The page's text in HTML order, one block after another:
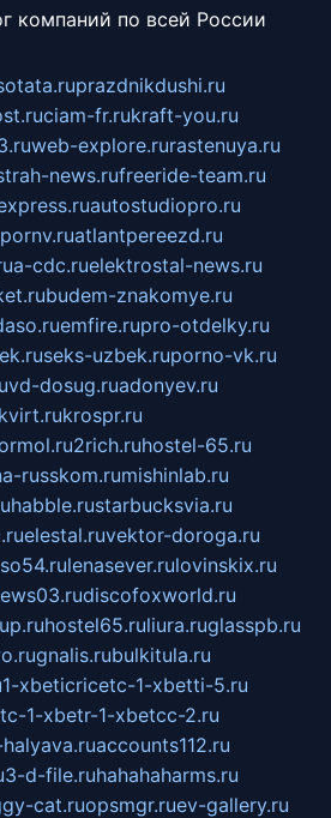
компаний по всей России
prazdnikdushi.ru
ciam-fr.rukraft-you.ru
web-explore.rurastenuya.ru
news.rufreeride-team.ru
autostudiopro.ru
pornv.ruatlantpereezd.ru
a-cdc.ruelektrostal-news.ru
budem-znakomye.ru
emfire.rupro-otdelky.ru
seks-uzbek.ruporno-vk.ru
vd-dosug.ruadonyev.ru
krospr.ru
2rich.ruhostel-65.ru
russkom.rumishinlab.ru
habble.rustarbucksvia.ru
elestal.ruvektor-doroga.ru
lenasever.rulovinskix.ru
discofoxworld.ru
hostel65.ruliura.ruglasspb.ru
gnalis.rubulkitula.ru
1-xbeticricetc-1-xbetti-5.ru
1-xbetr-1-xbetcc-2.ru
accounts112.ru
3-d-file.ruhahahaharms.ru
cat.ruopsmgr.ruev-gallery.ru